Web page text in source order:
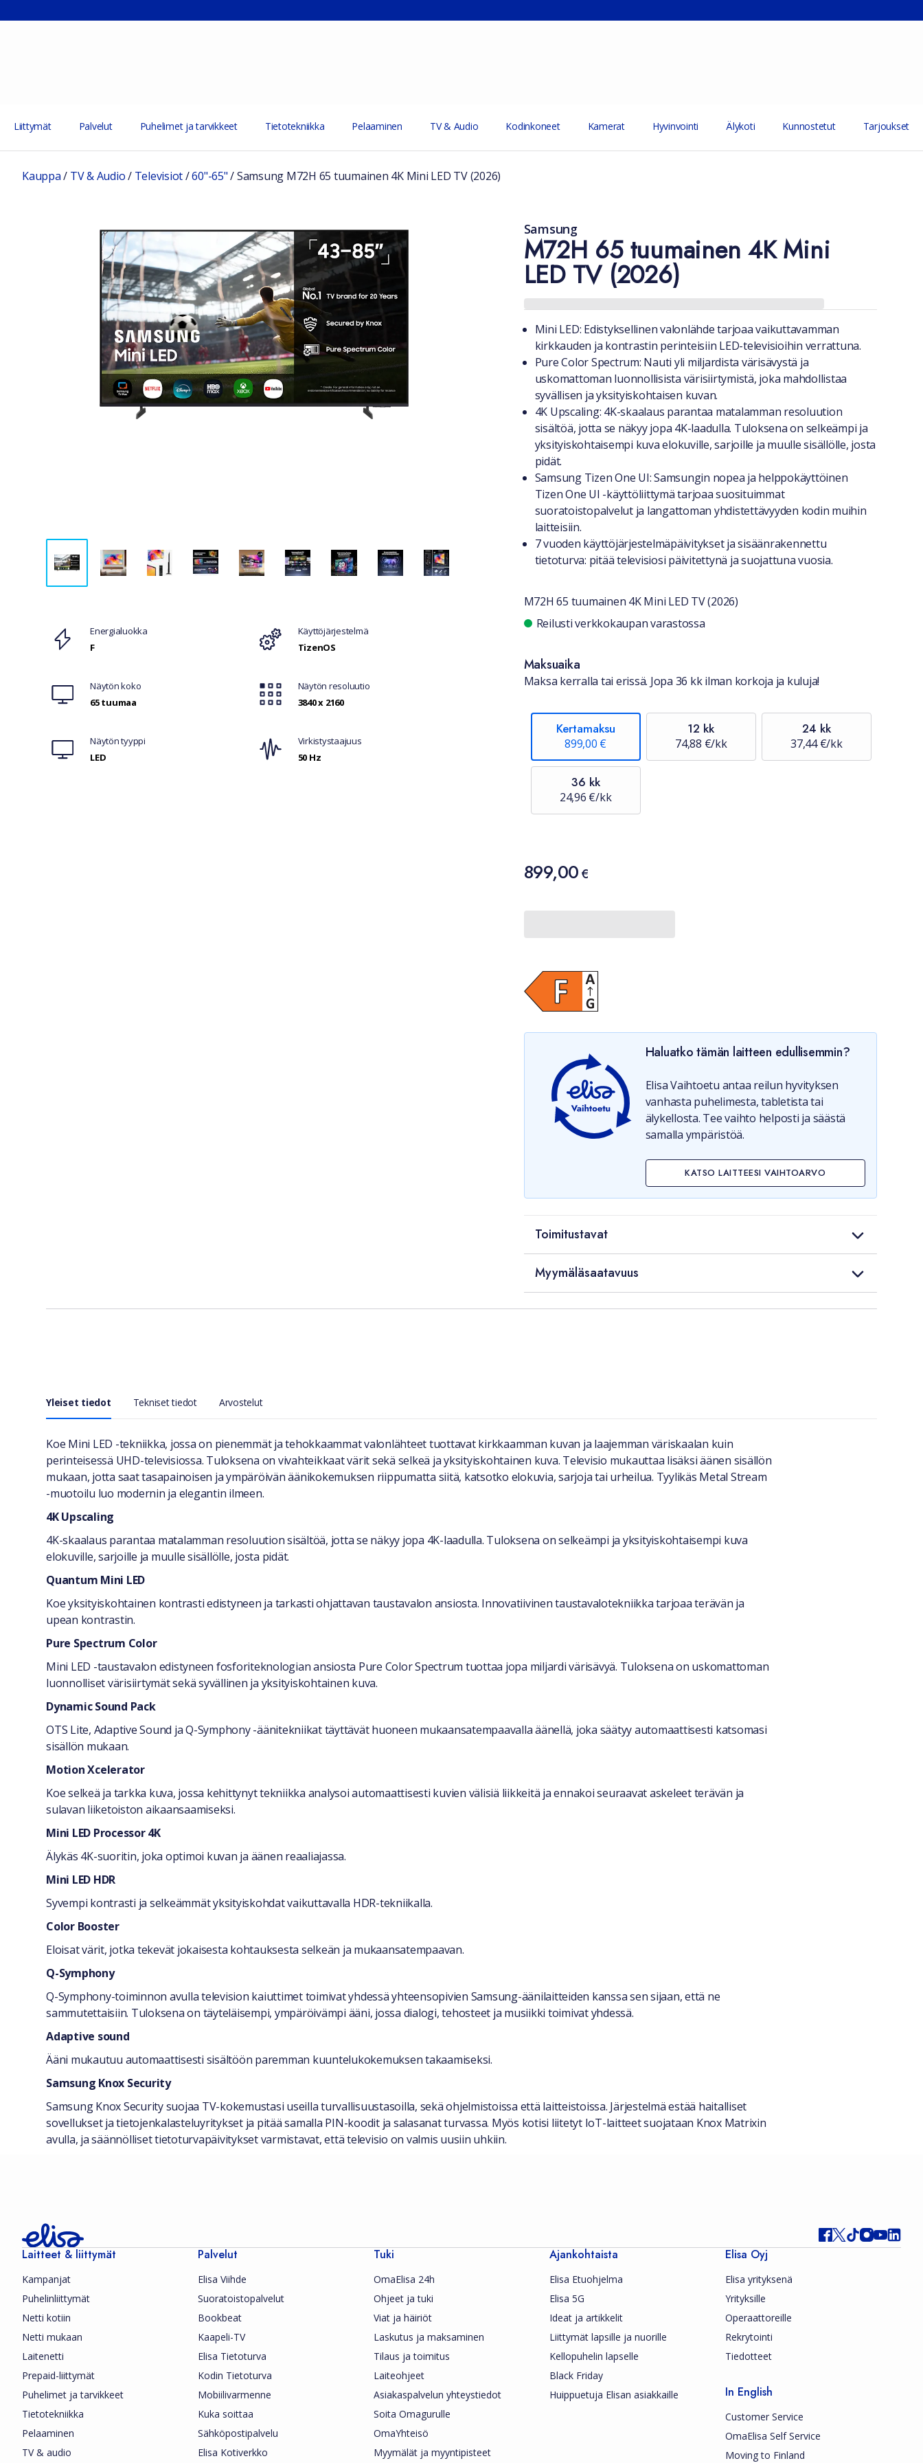
Liittymät Palvelut Puhelimet ja tarvikkeet Tietotekniikka Pelaaminen TV & Audio Kodinkoneet Kamerat Hyvinvointi Älykoti Kunnostetut Tarjoukset
Kauppa/ TV & Audio/ Televisiot/60"-65"/Samsung M72H 65 tuumainen 4K Mini LED TV (2026)
Samsung
M72H 65 tuumainen 4K Mini
LED TV (2026)
Ominaisuudet
Energialuokka
F
Käyttöjärjestelmä
TizenOS
Näytön koko
65 tuumaa
Näytön resoluutio
3840 x 2160
Näytön tyyppi
LED
Virkistystaajuus
50 Hz
Tuotteesta lyhyesti
Mini LED: Edistyksellinen valonlähde tarjoaa vaikuttavamman
kirkkauden ja kontrastin perinteisiin LED-televisioihin verrattuna.
Pure Color Spectrum: Nauti yli miljardista värisävystä ja
uskomattoman luonnollisista värisiirtymistä, joka mahdollistaa
syvällisen ja yksityiskohtaisen kuvan.
4K Upscaling: 4K-skaalaus parantaa matalamman resoluution
sisältöä, jotta se näkyy jopa 4K-laadulla. Tuloksena on selkeämpi ja
yksityiskohtaisempi kuva elokuville, sarjoille ja muulle sisällölle, josta
pidät.
Samsung Tizen One UI: Samsungin nopea ja helppokäyttöinen
Tizen One UI -käyttöliittymä tarjoaa suosituimmat
suoratoistopalvelut ja langattoman yhdistettävyyden kodin muihin
laitteisiin.
7 vuoden käyttöjärjestelmäpäivitykset ja sisäänrakennettu
tietoturva: pitää televisiosi päivitettynä ja suojattuna vuosia.
M72H 65 tuumainen 4K Mini LED TV (2026)
Saatavuustiedot
Reilusti verkkokaupan varastossa
Maksuaika
Maksa kerralla tai erissä. Jopa 36 kk ilman korkoja ja kuluja!
Kertamaksu
899,00 €
12 kk
74,88 €/kk
24 kk
37,44 €/kk
36 kk
24,96 €/kk
Hinta
899,00 €
899,00 €
Haluatko tämän laitteen edullisemmin?
Elisa Vaihtoetu antaa reilun hyvityksen
vanhasta puhelimesta, tabletista tai
älykellosta. Tee vaihto helposti ja säästä
samalla ympäristöä.
KATSO LAITTEESI VAIHTOARVO
Toimitustavat
Myymäläsaatavuus
Yleiset tiedot Tekniset tiedot Arvostelut
Yleiset tiedot
Koe Mini LED -tekniikka, jossa on pienemmät ja tehokkaammat valonlähteet tuottavat kirkkaamman kuvan ja laajemman väriskaalan kuin
perinteisessä UHD-televisiossa. Tuloksena on vivahteikkaat värit sekä selkeä ja yksityiskohtainen kuva. Televisio mukauttaa lisäksi äänen sisällön
mukaan, jotta saat tasapainoisen ja ympäröivän äänikokemuksen riippumatta siitä, katsotko elokuvia, sarjoja tai urheilua. Tyylikäs Metal Stream
-muotoilu luo modernin ja elegantin ilmeen.
4K Upscaling
4K-skaalaus parantaa matalamman resoluution sisältöä, jotta se näkyy jopa 4K-laadulla. Tuloksena on selkeämpi ja yksityiskohtaisempi kuva
elokuville, sarjoille ja muulle sisällölle, josta pidät.
Quantum Mini LED
Koe yksityiskohtainen kontrasti edistyneen ja tarkasti ohjattavan taustavalon ansiosta. Innovatiivinen taustavalotekniikka tarjoaa terävän ja
upean kontrastin.
Pure Spectrum Color
Mini LED -taustavalon edistyneen fosforiteknologian ansiosta Pure Color Spectrum tuottaa jopa miljardi värisävyä. Tuloksena on uskomattoman
luonnolliset värisiirtymät sekä syvällinen ja yksityiskohtainen kuva.
Dynamic Sound Pack
OTS Lite, Adaptive Sound ja Q-Symphony -äänitekniikat täyttävät huoneen mukaansatempaavalla äänellä, joka säätyy automaattisesti katsomasi
sisällön mukaan.
Motion Xcelerator
Koe selkeä ja tarkka kuva, jossa kehittynyt tekniikka analysoi automaattisesti kuvien välisiä liikkeitä ja ennakoi seuraavat askeleet terävän ja
sulavan liiketoiston aikaansaamiseksi.
Mini LED Processor 4K
Älykäs 4K-suoritin, joka optimoi kuvan ja äänen reaaliajassa.
Mini LED HDR
Syvempi kontrasti ja selkeämmät yksityiskohdat vaikuttavalla HDR-tekniikalla.
Color Booster
Eloisat värit, jotka tekevät jokaisesta kohtauksesta selkeän ja mukaansatempaavan.
Q-Symphony
Q-Symphony-toiminnon avulla television kaiuttimet toimivat yhdessä yhteensopivien Samsung-äänilaitteiden kanssa sen sijaan, että ne
sammutettaisiin. Tuloksena on täyteläisempi, ympäröivämpi ääni, jossa dialogi, tehosteet ja musiikki toimivat yhdessä.
Adaptive sound
Ääni mukautuu automaattisesti sisältöön paremman kuuntelukokemuksen takaamiseksi.
Samsung Knox Security
Samsung Knox Security suojaa TV-kokemustasi useilla turvallisuustasoilla, sekä ohjelmistoissa että laitteistoissa. Järjestelmä estää haitalliset
sovellukset ja tietojenkalasteluyritykset ja pitää samalla PIN-koodit ja salasanat turvassa. Myös kotisi liitetyt IoT-laitteet suojataan Knox Matrixin
avulla, ja säännölliset tietoturvapäivitykset varmistavat, että televisio on valmis uusiin uhkiin.
Laitteet & liittymät
Kampanjat
Puhelinliittymät
Netti kotiin
Netti mukaan
Laitenetti
Prepaid-liittymät
Puhelimet ja tarvikkeet
Tietotekniikka
Pelaaminen
TV & audio
Palvelut
Elisa Viihde
Suoratoistopalvelut
Bookbeat
Kaapeli-TV
Elisa Tietoturva
Kodin Tietoturva
Mobiilivarmenne
Kuka soittaa
Sähköpostipalvelu
Elisa Kotiverkko
Tuki
OmaElisa 24h
Ohjeet ja tuki
Viat ja häiriöt
Laskutus ja maksaminen
Tilaus ja toimitus
Laiteohjeet
Asiakaspalvelun yhteystiedot
Soita Omagurulle
OmaYhteisö
Myymälät ja myyntipisteet
Ajankohtaista
Elisa Etuohjelma
Elisa 5G
Ideat ja artikkelit
Liittymät lapsille ja nuorille
Kellopuhelin lapselle
Black Friday
Huippuetuja Elisan asiakkaille
Elisa Oyj
Elisa yrityksenä
Yrityksille
Operaattoreille
Rekrytointi
Tiedotteet
In English
Customer Service
OmaElisa Self Service
Moving to Finland